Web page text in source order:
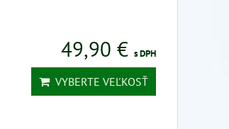
49,90 € s DPH
VYBERTE VEĽKOSŤ